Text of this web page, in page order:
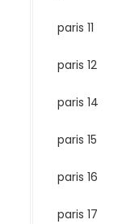
paris 11
paris 12
paris 14
paris 15
paris 16
paris 17